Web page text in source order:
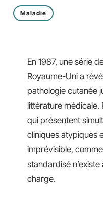
Maladie
En 1987, une série
Royaume-Uni a
pathologie cutanée
littérature médicale.
qui présentent
cliniques atypiques
imprévisible,
standardisé
charge.